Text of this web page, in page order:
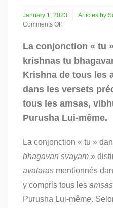
January 1, 2023
Articles by
Comments Off
La
source
de
toutes
les
sources
Shri
Krishna
que
Svayam
Bhagavan
–
2
La conjonction « tu
krishnas tu
Krishna de tous les
dans les versets
tous les amsas,
Purusha Lui-même.
La conjonction « tu »
bhagavan svayam »
avataras mentionnés
y compris tous les amsas
Purusha Lui-même.